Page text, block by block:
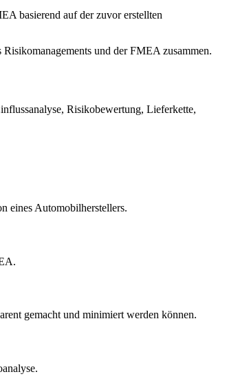
basierend auf der zuvor erstellten
und der FMEA zusammen.
Risikobewertung, Lieferkette,
eines Automobilherstellers.
gemacht und minimiert werden können.